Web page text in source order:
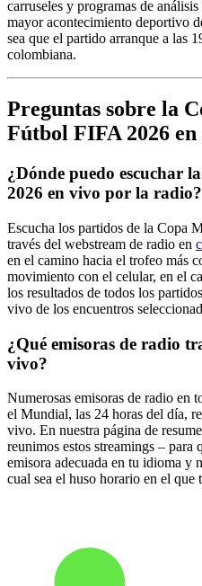
carruseles y programas de
mayor acontecimiento deportivo
sea que el partido arranque a las
colombiana.
Preguntas sobre la
Fútbol FIFA 2026
¿Dónde puedo escuchar
2026 en vivo por la radio?
Escucha los partidos de la Copa
través del webstream de radio en
en el camino hacia el trofeo más
movimiento con el celular, en el
los resultados de todos los
vivo de los encuentros
¿Qué emisoras de radio
vivo?
Numerosas emisoras de radio en
el Mundial, las 24 horas del día,
vivo. En nuestra página de
reunimos estos streamings – para
emisora adecuada en tu idioma y
cual sea el huso horario en el que